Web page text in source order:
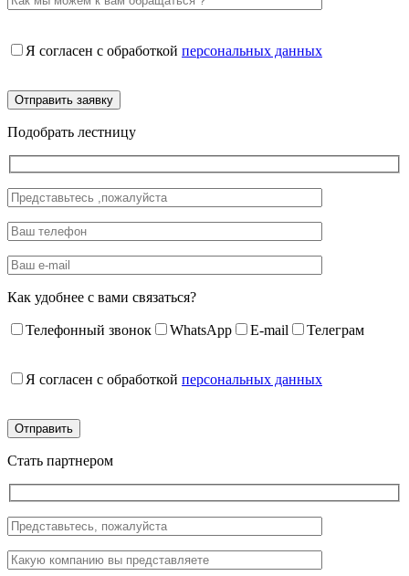
Я согласен с обработкой персональных данных
Подобрать лестницу
Как удобнее с вами связаться?
Телефонный звонок WhatsApp E-mail Телеграм
Я согласен с обработкой персональных данных
Стать партнером